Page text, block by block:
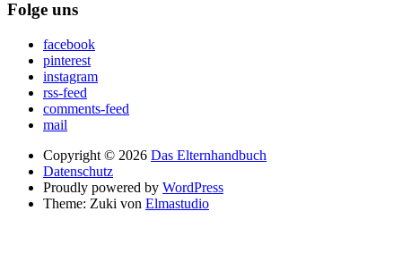
Folge uns
facebook
pinterest
instagram
rss-feed
comments-feed
mail
Copyright © 2026 Das Elternhandbuch
Datenschutz
Proudly powered by WordPress
Theme: Zuki von Elmastudio